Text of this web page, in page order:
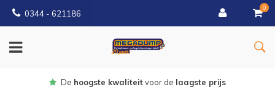
0344 - 621186
0
Gratisbezorgd vanaf € 150